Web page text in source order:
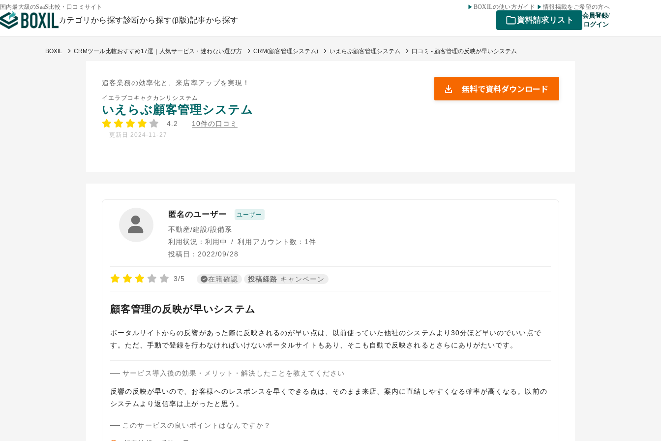
国内最大級のSaaS比較・口コミサイト BOXILの使い方ガイド 情報掲載をご希望の方へ
カテゴリから探す診断から探す(β版)記事から探す 資料請求リスト
会員登録/
ログイン
BOXIL CRMツール比較おすすめ17選｜人気サービス・迷わない選び方 CRM(顧客管理システム) いえらぶ顧客管理システム 口コミ - 顧客管理の反映が早いシステム
追客業務の効率化と、来店率アップを実現！
イエラブコキャクカンリシステム
いえらぶ顧客管理システム
4.2 10件の口コミ
更新日 2024-11-27
無料で資料ダウンロード
匿名のユーザー ユーザー
不動産/建設/設備系
利用状況：利用中
/ 利用アカウント数：1件
投稿日：2022/09/28
3/5 在籍確認 投稿経路 キャンペーン
顧客管理の反映が早いシステム
ポータルサイトからの反響があった際に反映されるのが早い点は、以前使っていた他社のシステムより30分ほど早いのでいい点で
す。ただ、手動で登録を行わなければいけないポータルサイトもあり、そこも自動で反映されるとさらにありがたいです。
サービス導入後の効果・メリット・解決したことを教えてください
反響の反映が早いので、お客様へのレスポンスを早くできる点は、そのまま来店、案内に直結しやすくなる確率が高くなる。以前の
システムより返信率は上がったと思う。
このサービスの良いポイントはなんですか？